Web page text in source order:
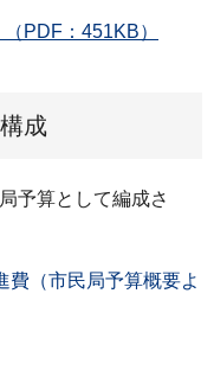
PDF：451KB）
成
予算として編成さ
費（市民局予算概要よ